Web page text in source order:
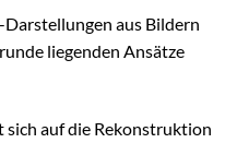
aus Bildern
liegenden Ansätze
auf die Rekonstruktion